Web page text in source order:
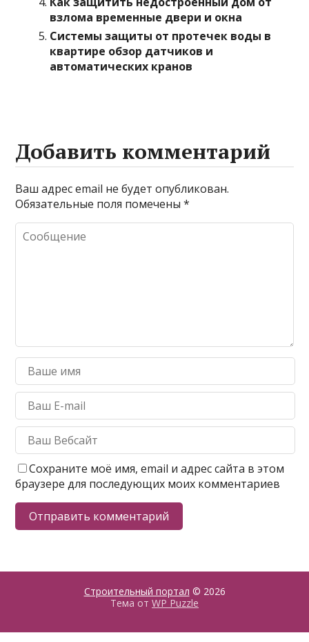
взлома временные двери и окна
Системы защиты от протечек воды в
квартире обзор датчиков и
автоматических кранов
Добавить комментарий
Ваш адрес email не будет опубликован.
Обязательные поля помечены*
Сохраните моё имя, email и адрес сайта в этом
браузере для последующих моих комментариев
Строительный портал © 2026
Тема от WP Puzzle